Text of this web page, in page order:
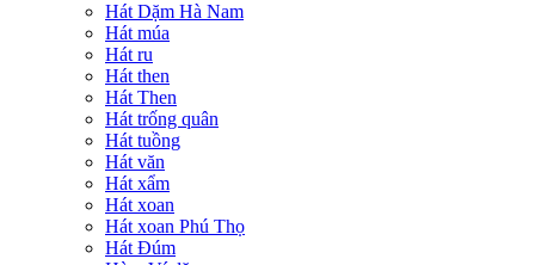
Hát Dặm Hà Nam
Hát múa
Hát ru
Hát then
Hát Then
Hát trống quân
Hát tuồng
Hát văn
Hát xẩm
Hát xoan
Hát xoan Phú Thọ
Hát Đúm